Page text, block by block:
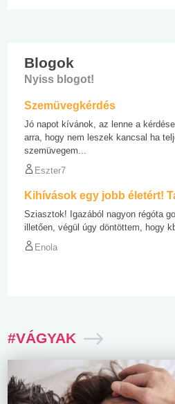
Blogok
Nyiss blogot!
Szemüvegkérdés
Jó napot kívánok, az lenne a
arra, hogy nem leszek kancsal ha
szemüvegem...
Eszter7
Kihívások egy jobb életért!
Sziasztok! Igazából nagyon régóta
illetően, végül úgy döntöttem, hogy
Enola
#VÁGYAK